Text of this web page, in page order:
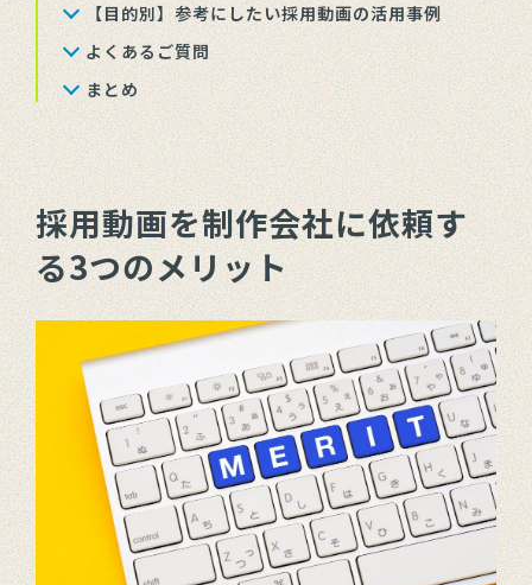
【目的別】参考にしたい採用動画の活用事例
よくあるご質問
まとめ
採用動画を制作会社に依頼す
る3つのメリット